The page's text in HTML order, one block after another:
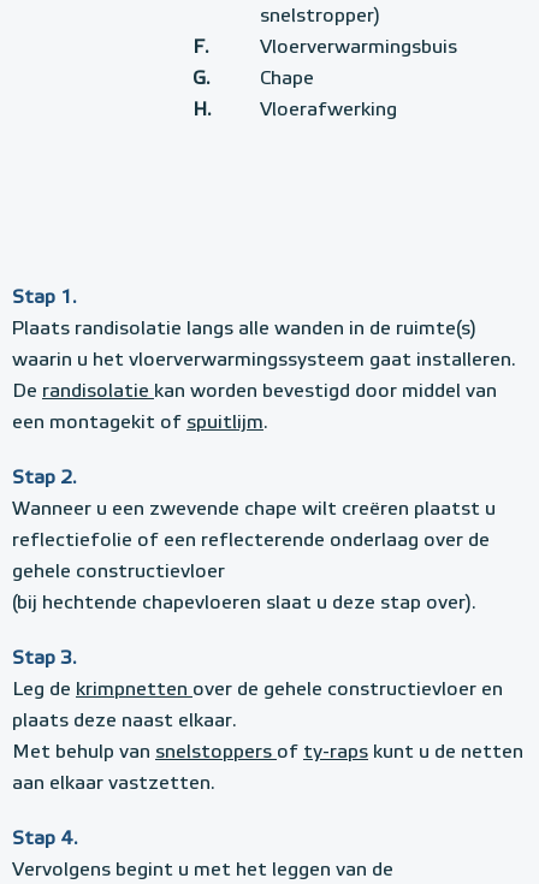
snelstropper)
F.
Vloerverwarmingsbuis
G.
Chape
H.
Vloerafwerking
Stap 1.
Plaats randisolatie langs alle wanden in de ruimte(s)
waarin u het vloerverwarmingssysteem gaat installeren.
De randisolatie kan worden bevestigd door middel van
een montagekit of spuitlijm.
Stap 2.
Wanneer u een zwevende chape wilt creëren plaatst u
reflectiefolie of een reflecterende onderlaag over de
gehele constructievloer
(bij hechtende chapevloeren slaat u deze stap over).
Stap 3.
Leg de krimpnetten over de gehele constructievloer en
plaats deze naast elkaar.
Met behulp van snelstoppers of ty-raps kunt u de netten
aan elkaar vastzetten.
Stap 4.
Vervolgens begint u met het leggen van de